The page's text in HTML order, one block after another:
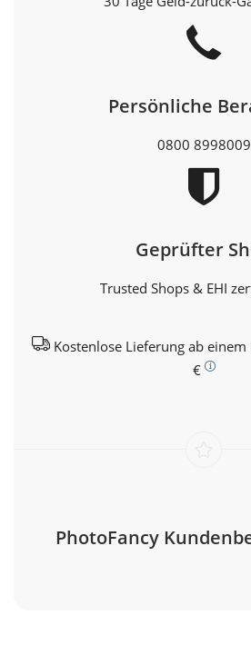
Persönliche
0800 8998009
Geprüfter
Trusted Shops & EHI
Kostenlose Lieferung ab
€
PhotoFancy